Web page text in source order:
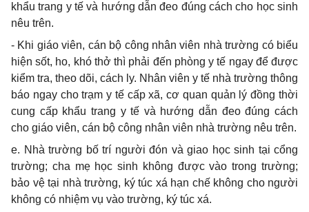
khẩu trang y tế và hướng dẫn đeo đúng cách cho học sinh
nêu trên.
- Khi giáo viên, cán bộ công nhân viên nhà trường có biểu
hiện sốt, ho, khó thở thì phải đến phòng y tế ngay để được
kiểm tra, theo dõi, cách ly. Nhân viên y tế nhà trường thông
báo ngay cho trạm y tế cấp xã, cơ quan quản lý đồng thời
cung cấp khẩu trang y tế và hướng dẫn đeo đúng cách
cho giáo viên, cán bộ công nhân viên nhà trường nêu trên.
e. Nhà trường bố trí người đón và giao học sinh tại cổng
trường; cha mẹ học sinh không được vào trong trường;
bảo vệ tại nhà trường, ký túc xá hạn chế không cho người
không có nhiệm vụ vào trường, ký túc xá.